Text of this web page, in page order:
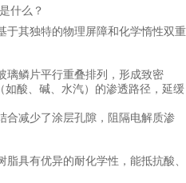
什么？
于其独特的物理屏障和化学惰性双重
璃鳞片平行重叠排列，形成致密
如酸、碱、水汽）的渗透路径，延缓
合减少了涂层孔隙，阻隔电解质渗
具有优异的耐化学性，能抵抗酸、